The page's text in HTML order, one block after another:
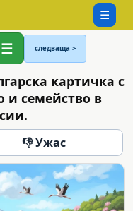
☰
следваща >
картичка с
и семейство в
👎 Ужас